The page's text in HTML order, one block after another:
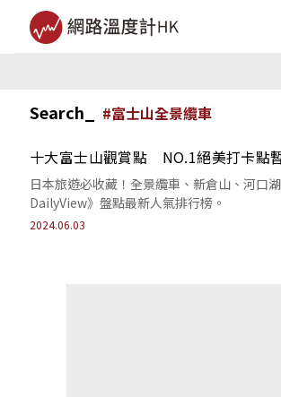
Search_ #富士山全景纜車
十大富士山觀賞點 NO.1絕美打卡點
日本旅遊必收藏！全景纜車、新倉山、河口
DailyView》盤點最新人氣排行榜。
2024.06.03